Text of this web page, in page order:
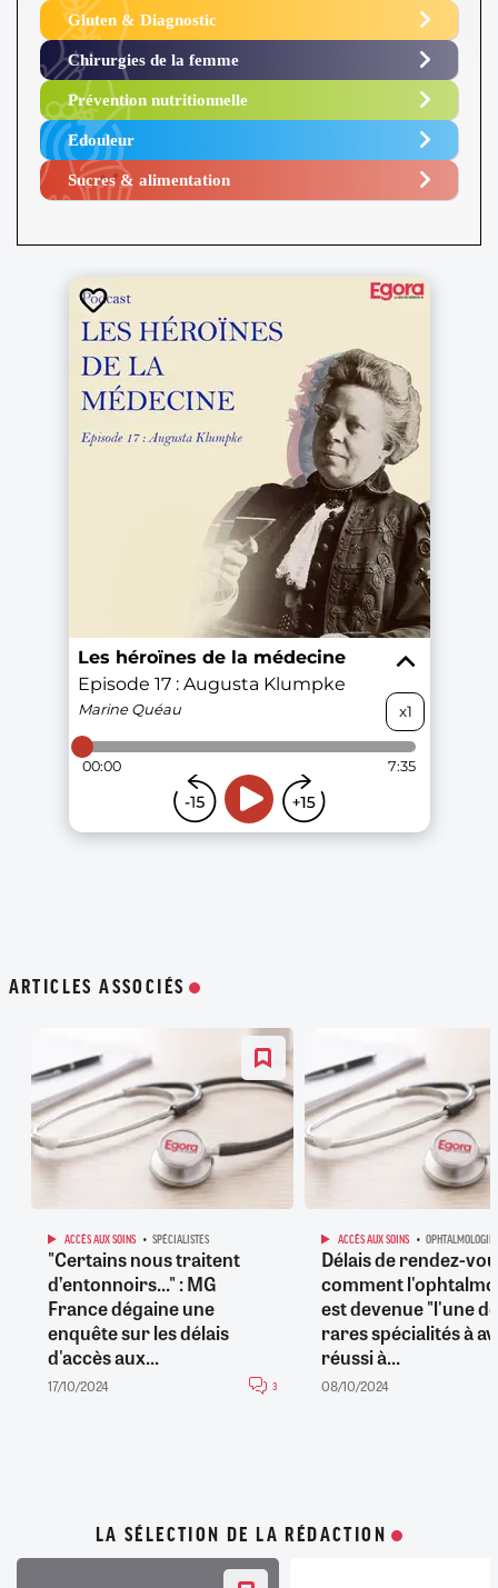
Gluten & Diagnostic
Chirurgies de la femme
Prévention nutritionnelle
Edouleur​
Sucres & alimentation​
ARTICLES ASSOCIÉS
ACCÈS AUX SOINS SPÉCIALISTES
"Certains nous traitent
d’entonnoirs..." : MG
France dégaine une
enquête sur les délais
d'accès aux...
17/10/2024 3
ACCÈS AUX SOINS OPHTALMOLOGIE
Délais de rendez-
comment
est devenue "l'une
rares spécialités à
réussi à...
08/10/2024
LA SÉLECTION DE LA RÉDACTION